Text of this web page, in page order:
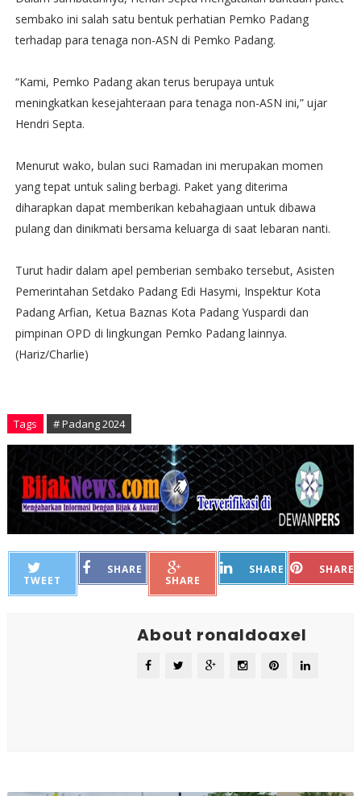
sembako ini salah satu bentuk perhatian Pemko Padang
terhadap para tenaga non-ASN di Pemko Padang.
“Kami, Pemko Padang akan terus berupaya untuk
meningkatkan kesejahteraan para tenaga non-ASN ini,” ujar
Hendri Septa.
Menurut wako, bulan suci Ramadan ini merupakan momen
yang tepat untuk saling berbagi. Paket yang diterima
diharapkan dapat memberikan kebahagiaan untuk dibawa
pulang dan dinikmati bersama keluarga di saat lebaran nanti.
Turut hadir dalam apel pemberian sembako tersebut, Asisten
Pemerintahan Setdako Padang Edi Hasymi, Inspektur Kota
Padang Arfian, Ketua Baznas Kota Padang Yuspardi dan
pimpinan OPD di lingkungan Pemko Padang lainnya.
(Hariz/Charlie)
Tags # Padang 2024
TWEET
SHARE
SHARE
SHARE SHARE
About ronaldoaxel